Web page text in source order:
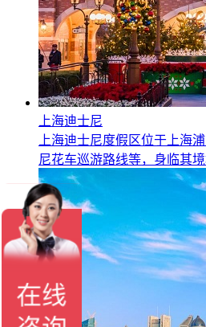
上海迪士尼
上海迪士尼度假区位于上海
尼花车巡游路线等，身临其